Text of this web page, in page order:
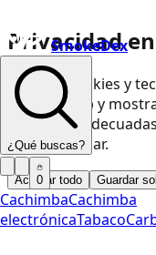
Privacidad
Usamos cookies y
nuestra web y
productos
podemos usar.
Aceptar todo Guardar
SmokeDex
¿Qué buscas?
0
CachimbaCachimba
electrónicaTabaco